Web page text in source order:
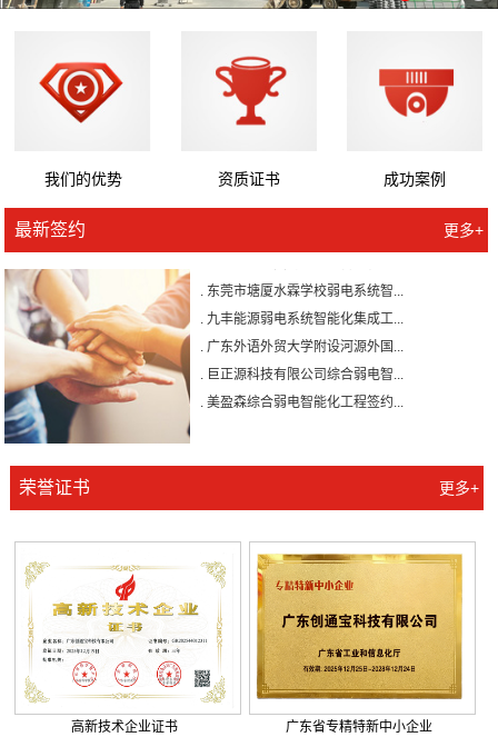
我们的优势 资质证书 成功案例
最新签约 更多+
. 米兰公馆弱电智能化工程
. 东莞市塘厦水霖学校弱电系统智...
. 九丰能源弱电系统智能化集成工...
. 广东外语外贸大学附设河源外国...
. 巨正源科技有限公司综合弱电智...
. 美盈森综合弱电智能化工程签约...
. 大朗环球商业广场弱电智能化工...
. 景泰花园弱电智能化工程
荣誉证书 更多+
高新技术企业证书 广东省专精特新中小企业